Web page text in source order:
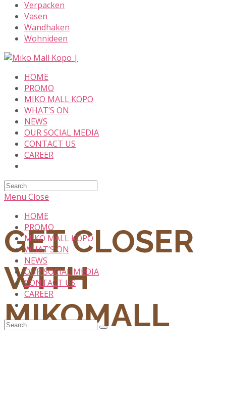
Verpacken
Vasen
Wandhaken
Wohnideen
Skip
contentHOME
PROMO
MIKO MALL KOPO
WHAT’S ON
NEWS
OUR SOCIAL MEDIA
CONTACT US
CAREER
Search
this
Menu Close
HOME
PROMO
MIKO MALL KOPO
WHAT’S ON
NEWS
OUR SOCIAL MEDIA
CONTACT US
CAREER
GET CLOSER
WITH
MIKOMALL